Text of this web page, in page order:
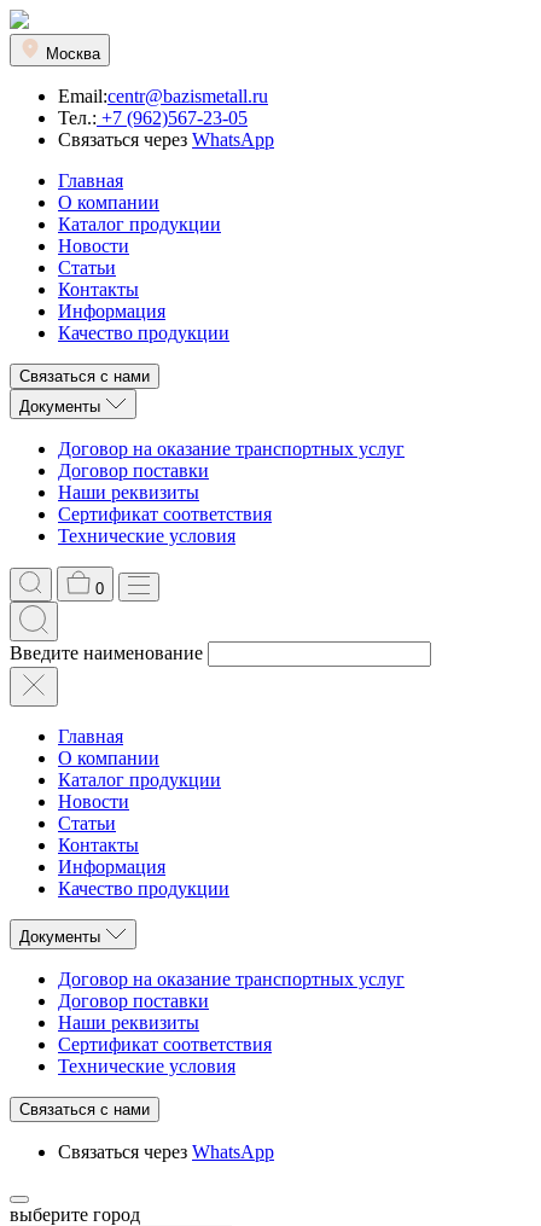
Москва
Email:centr@bazismetall.ru
Тел.: +7 (962)567-23-05
Связаться через WhatsApp
Главная
О компании
Каталог продукции
Новости
Статьи
Контакты
Информация
Качество продукции
Связаться с нами
Документы
Договор на оказание транспортных услуг
Договор поставки
Наши реквизиты
Сертификат соответствия
Технические условия
0
Введите наименование
Главная
О компании
Каталог продукции
Новости
Статьи
Контакты
Информация
Качество продукции
Документы
Договор на оказание транспортных услуг
Договор поставки
Наши реквизиты
Сертификат соответствия
Технические условия
Связаться с нами
Связаться через WhatsApp
выберите город